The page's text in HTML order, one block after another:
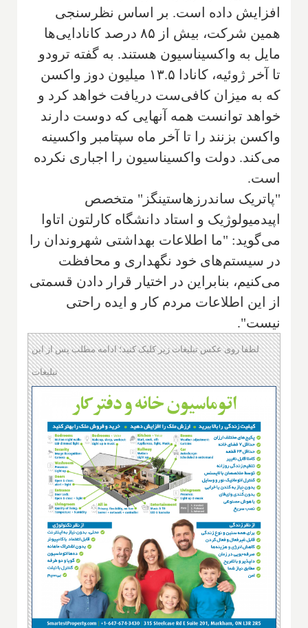
افزایش داده است. بر اساس نظرسنجی
همین شرکت، بیش از ۸۵ درصد کانادایی‌ها
مایل به واکسیناسیون هستند. به گفته ترودو
تا آخر ژوئیه، کانادا ۱۳.۵ میلیون دوز واکسن
که به میزان کافی‌ست دریافت خواهد کرد و
خواهد توانست همه آنهایی که دوست دارند
واکسن بزنند را تا آخر ماه سپتامبر واکسینه
می‌کند. دولت واکسیناسیون را اجباری نکرده
است.
"پاتریک ساندرز‌هاستینگز" متخصص
اپیدمیولوژیک و استاد دانشگاه کارلتون اتاوا
می‌گوید: "ما اطلاعات بهداشتی شهروندان را
در سیستم‌های خود نگهداری و محافظت
می‌کنیم، بنابراین در اختیار قرار دادن قسمتی
از این اطلاعات مردم کار و ایده راحتی
نیست".
لطفا روی عکس تبلیغات زیر کلیک کنید؛ ادامه مطلب پس از این
تبلیغات